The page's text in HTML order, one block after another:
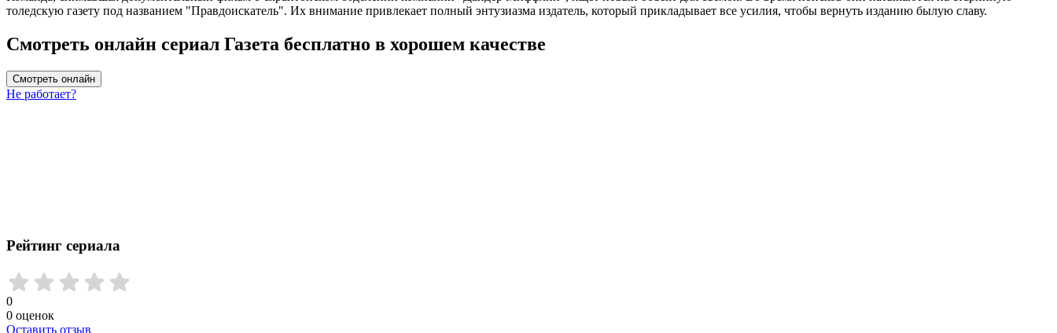
толедскую газету под названием "Правдоискатель". Их внимание привлекает полный энтузиазма издатель, который прикладывает все усилия, чтобы вернуть изданию былую славу.
Смотреть онлайн сериал Газета бесплатно в хорошем качестве
Смотреть онлайн
Не работает?
Рейтинг сериала
0
0 оценок
Оставить отзыв